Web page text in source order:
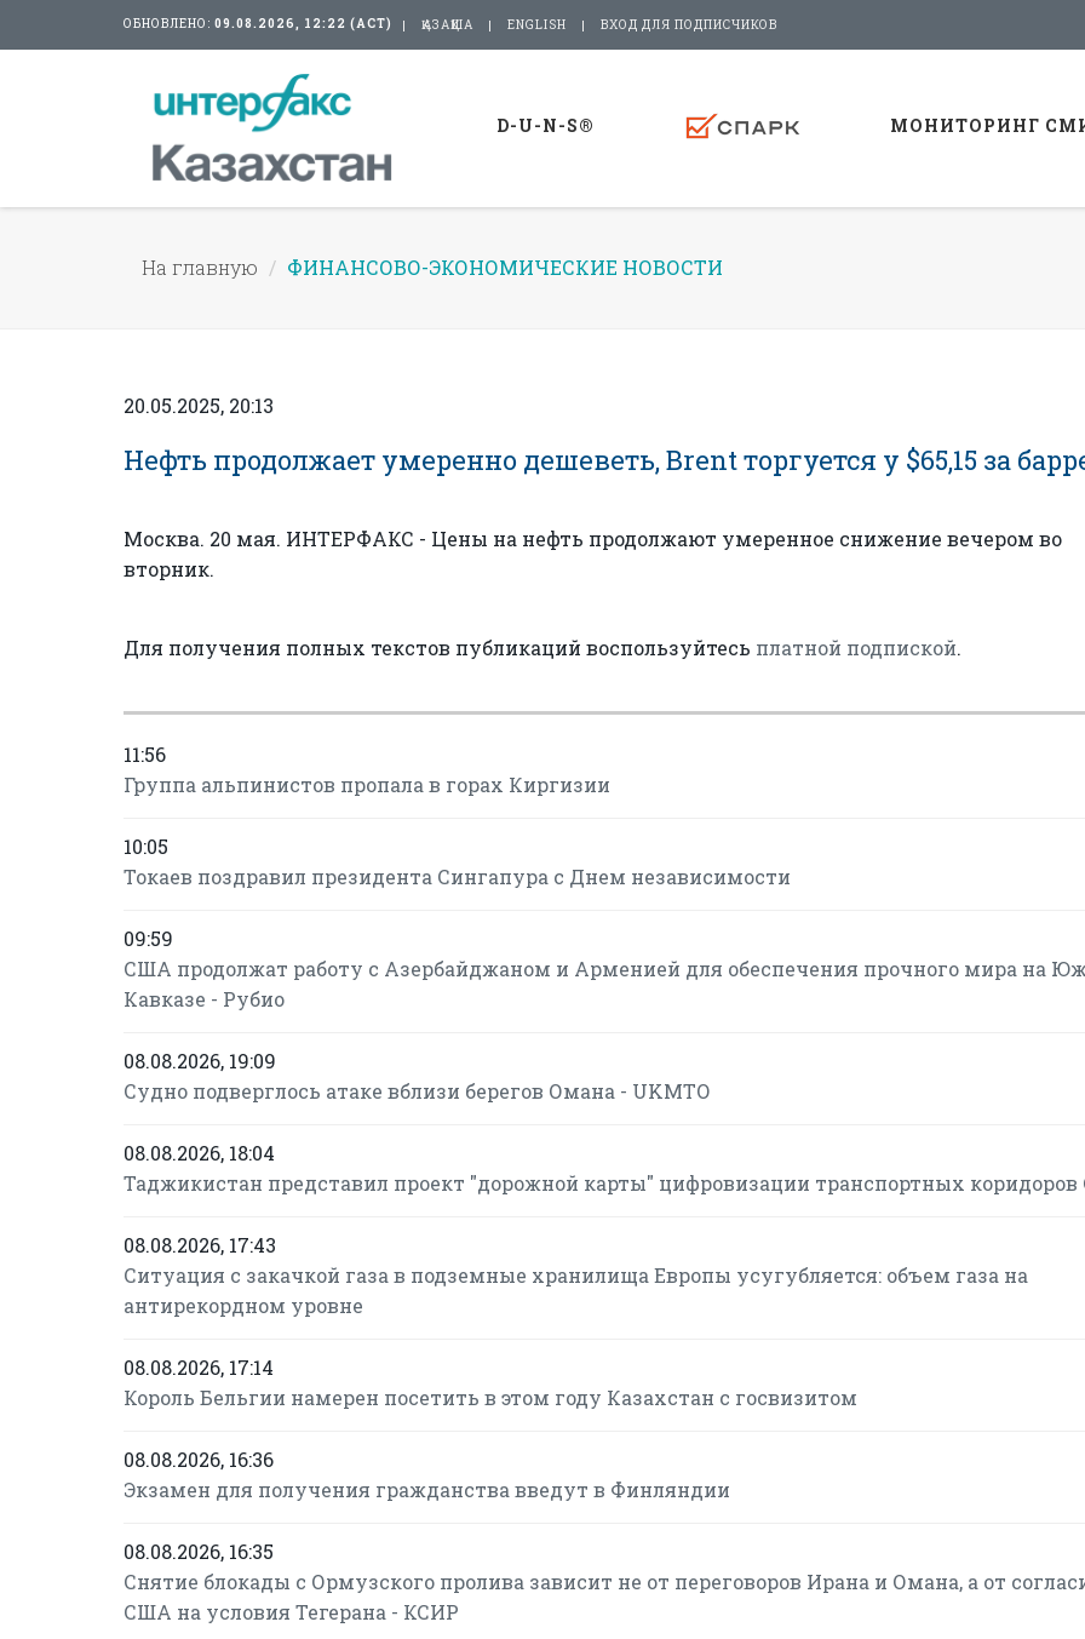
ОБНОВЛЕНО: 09.08.2026, 12:22 (АСТ) ҚАЗАҚША ENGLISH ВХОД ДЛЯ ПОДПИСЧИКОВ
D-U-N-S® МОНИТОРИНГ
На главную ФИНАНСОВО-ЭКОНОМИЧЕСКИЕ НОВОСТИ
20.05.2025, 20:13
Нефть продолжает умеренно дешеветь, Brent торгуется у $65,15 за
Москва. 20 мая. ИНТЕРФАКС - Цены на нефть продолжают умеренное снижение вечером во
вторник.
Для получения полных текстов публикаций воспользуйтесь платной подпиской.
11:56
Группа альпинистов пропала в горах Киргизии
10:05
Токаев поздравил президента Сингапура с Днем независимости
09:59
США продолжат работу с Азербайджаном и Арменией для обеспечения прочного мира на
Кавказе - Рубио
08.08.2026, 19:09
Судно подверглось атаке вблизи берегов Омана - UKMTO
08.08.2026, 18:04
Таджикистан представил проект "дорожной карты" цифровизации транспортных
08.08.2026, 17:43
Ситуация с закачкой газа в подземные хранилища Европы усугубляется: объем газа на
антирекордном уровне
08.08.2026, 17:14
Король Бельгии намерен посетить в этом году Казахстан с госвизитом
08.08.2026, 16:36
Экзамен для получения гражданства введут в Финляндии
08.08.2026, 16:35
Снятие блокады с Ормузского пролива зависит не от переговоров Ирана и Омана, а от
США на условия Тегерана - КСИР